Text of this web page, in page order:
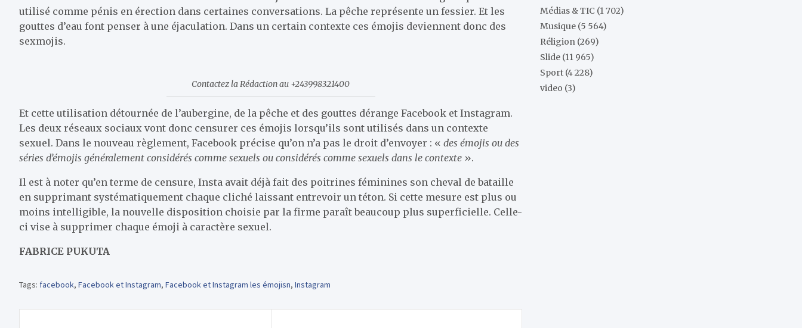
utilisé comme pénis en érection dans certaines conversations. La pêche représente un fessier. Et les
gouttes d’eau font penser à une éjaculation. Dans un certain contexte ces émojis deviennent donc des
sexmojis.
Contactez la Rédaction au +243998321400
Et cette utilisation détournée de l’aubergine, de la pêche et des gouttes dérange Facebook et Instagram.
Les deux réseaux sociaux vont donc censurer ces émojis lorsqu’ils sont utilisés dans un contexte
sexuel. Dans le nouveau règlement, Facebook précise qu’on n’a pas le droit d’envoyer : « des émojis ou des
séries d’émojis généralement considérés comme sexuels ou considérés comme sexuels dans le contexte ».
Il est à noter qu’en terme de censure, Insta avait déjà fait des poitrines féminines son cheval de bataille
en supprimant systématiquement chaque cliché laissant entrevoir un téton. Si cette mesure est plus ou
moins intelligible, la nouvelle disposition choisie par la firme paraît beaucoup plus superficielle. Celle-
ci vise à supprimer chaque émoji à caractère sexuel.
FABRICE PUKUTA
Tags: facebook, Facebook et Instagram, Facebook et Instagram les émojisn, Instagram
Médias & TIC (1 702)
Musique (5 564)
Réligion (269)
Slide (11 965)
Sport (4 228)
video (3)